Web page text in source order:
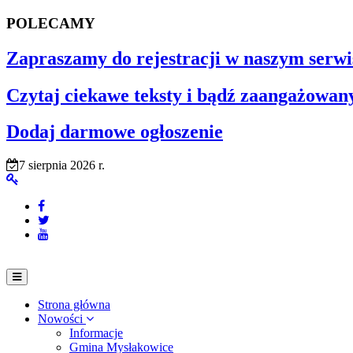
POLECAMY
Zapraszamy do rejestracji w naszym
Czytaj ciekawe teksty i bądź
Dodaj darmowe ogłoszenie
7 sierpnia 2026 r.
Strona główna
Nowości
Informacje
Gmina Mysłakowice